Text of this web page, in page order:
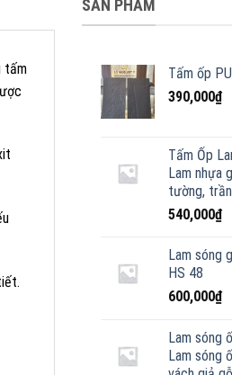
tấm
SẢN PHẨM
Tấm ốp
390,000₫
Tấm Ốp
Lam nhựa
tường, trần
540,000₫
Lam sóng
HS 48
600,000₫
Lam sóng
Lam sóng